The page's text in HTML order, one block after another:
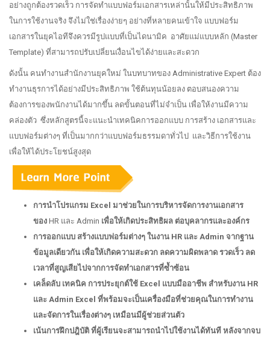
อย่างถูกต้องรวดเร็ว การจัดทำแบบฟอร์มเอกสารเหล่านั้นให้มีประสิทธิภาพ
ในการใช้งานจริง จึงไม่ใช่เรื่องง่ายๆ อย่างที่หลายคนเข้าใจ แบบฟอร์ม
เอกสารในยุคไอทีจึงควรมีรูปแบบที่เป็นไดนามิค อาศัยแม่แบบหลัก (Master
Template) ที่สามารถปรับเปลี่ยนเงื่อนไขได้ง่ายและสะดวก
ดังนั้น คนทำงานสำนักงานยุคใหม่ ในบทบาทของ Administrative Expert ต้อง
ทำงานธุรการได้อย่างมีประสิทธิภาพ ใช้ต้นทุนน้อยลง ตอบสนองความ
ต้องการของพนักงานได้มากขึ้น ลดขั้นตอนที่ไม่จำเป็น เพื่อให้งานมีความ
คล่องตัว ซึ่งหลักสูตรนี้จะแนะนำเทคนิคการออกแบบ การสร้าง เอกสารและ
แบบฟอร์มต่างๆ ที่เป็นมากกว่าแบบฟอร์มธรรมดาทั่วไป และวิธีการใช้งาน
เพื่อให้ได้ประโยชน์สูงสุด
การนำโปรแกรม Excel มาช่วยในการบริหารจัดการงานเอกสาร
ของ HR และ Admin เพื่อให้เกิดประสิทธิผล ต่อบุคลากรและองค์กร
การออกแบบ สร้างแบบฟอร์มต่างๆ ในงาน HR และ Admin จากฐาน
ข้อมูลเดียวกัน เพื่อให้เกิดความสะดวก ลดความผิดพลาด รวดเร็ว ลด
เวลาที่สูญเสียไปจากการจัดทำเอกสารที่ซ้ำซ้อน
เคล็ดลับ เทคนิค การประยุกต์ใช้ Excel แบบมืออาชีพ สำหรับงาน HR
และ Admin Excel ที่พร้อมจะเป็นเครื่องมือที่ช่วยคุณในการทำงาน
และจัดการในเรื่องต่างๆ เหมือนมีผู้ช่วยส่วนตัว
เน้นการฝึกปฎิบัติ ที่ผู้เรียนจะสามารถนำไปใช้งานได้ทันที หลังจากจบ